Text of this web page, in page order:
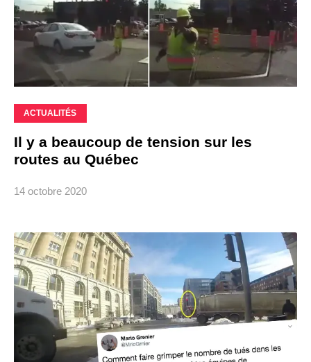
ACTUALITÉS
Il y a beaucoup de tension sur les
routes au Québec
14 octobre 2020